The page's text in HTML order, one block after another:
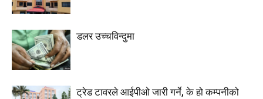
डलर उच्चविन्दुमा
ट्रेड टावरले आईपीओ जारी गर्ने, के हो कम्पनीको